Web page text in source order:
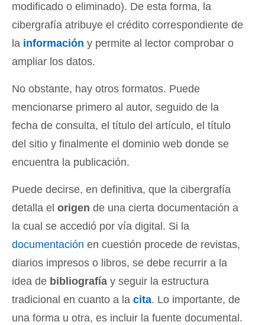
modificado o eliminado). De esta forma, la
cibergrafía atribuye el crédito correspondiente de
la información y permite al lector comprobar o
ampliar los datos.
No obstante, hay otros formatos. Puede
mencionarse primero al autor, seguido de la
fecha de consulta, el título del artículo, el título
del sitio y finalmente el dominio web donde se
encuentra la publicación.
Puede decirse, en definitiva, que la cibergrafía
detalla el origen de una cierta documentación a
la cual se accedió por vía digital. Si la
documentación en cuestión procede de revistas,
diarios impresos o libros, se debe recurrir a la
idea de bibliografía y seguir la estructura
tradicional en cuanto a la cita. Lo importante, de
una forma u otra, es incluir la fuente documental.